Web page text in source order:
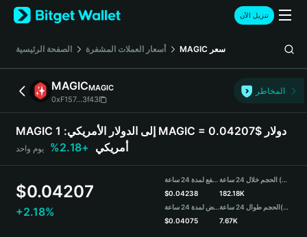
English
日本語
Русский
Español (Latinoamérica)
Türkçe
Deutsch
简体中文
Português (Portugal)
Bahasa Indonesia
تنزيل الآن
الصفحة الرئيسية أسعار العملات المشفرة MAGIC سعر
MAGICMAGIC
0xF157...3f43
المخاطر
MAGIC إلى الدولار الأمريكي: 1 MAGIC = 0.04207$ دولار
أمريكي +2.18% يوم واحد
$0.04207
+2.18%
مرتفع لمدة 24 ساعة
$0.04238
منخفض لمدة 24 ساعة
$0.04075
الحجم خلال 24 ساعة (MAGIC)
182.18K
الحجم طوال 24 ساعة(USDT)
7.67K